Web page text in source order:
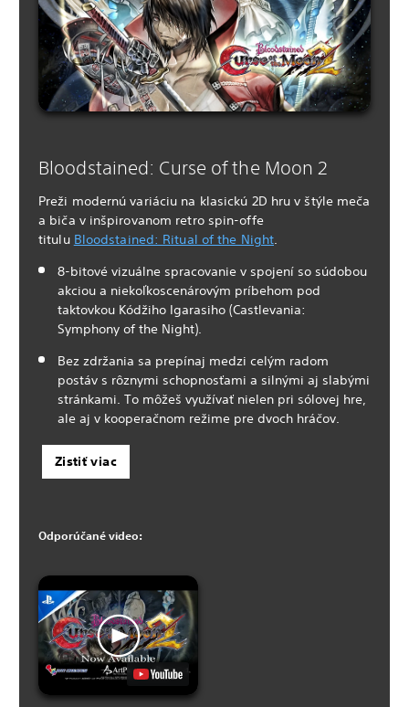
Bloodstained: Curse of the Moon 2
Preži modernú variáciu na klasickú 2D hru v štýle meča
a biča v inšpirovanom retro spin-offe
titulu Bloodstained: Ritual of the Night.
8-bitové vizuálne spracovanie v spojení so súdobou
akciou a niekoľkoscenárovým príbehom pod
taktovkou Kódžiho Igarasiho (Castlevania:
Symphony of the Night).
Bez zdržania sa prepínaj medzi celým radom
postáv s rôznymi schopnosťami a silnými aj slabými
stránkami. To môžeš využívať nielen pri sólovej hre,
ale aj v kooperačnom režime pre dvoch hráčov.
Zistiť viac
Odporúčané video: